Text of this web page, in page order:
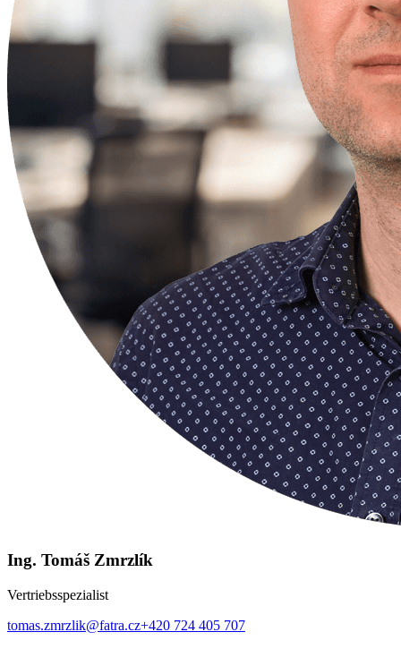
Ing. Tomáš Zmrzlík
Vertriebsspezialist
tomas.zmrzlik@fatra.cz+420 724 405 707